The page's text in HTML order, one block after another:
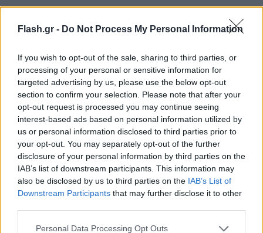
Flash.gr - Do Not Process My Personal Information
If you wish to opt-out of the sale, sharing to third parties, or
processing of your personal or sensitive information for
targeted advertising by us, please use the below opt-out
section to confirm your selection. Please note that after your
opt-out request is processed you may continue seeing
interest-based ads based on personal information utilized by
us or personal information disclosed to third parties prior to
your opt-out. You may separately opt-out of the further
disclosure of your personal information by third parties on the
IAB’s list of downstream participants. This information may
also be disclosed by us to third parties on the IAB’s List of
Downstream Participants that may further disclose it to other
Please note that this website/app uses one or more Google
Personal Data Processing Opt Outs
Οι όρκες δεν εγκατέλειψαν αμέσως,
δημιουργήσουν κυματισμό, να κουνήσουν το
σκάφος και να κάνουν τη φώκια να πέσει στο
νερό. Το βίντεο από το κινητό της Drucker τις
δείχνει να παρατάσσονται και να πλησιάζουν το
σκάφος με διαδοχικές βουτιές για να
δημιουργήσουν κυματισμό, μια δημοφιλή πρακτική
κυνηγιού που καταγράφεται από τους επιστήμονες
τουλάχιστον από τη δεκαετία του ’80.